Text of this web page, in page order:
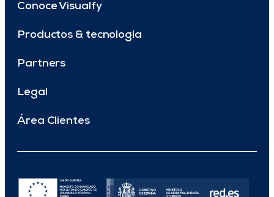
Conoce Visualfy
Productos & tecnología
Partners
Legal
Área Clientes